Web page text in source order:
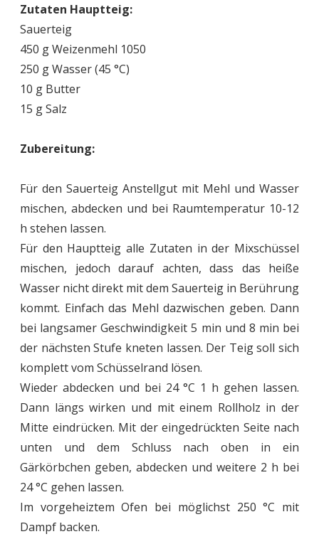
Zutaten Hauptteig:
Sauerteig
450 g Weizenmehl 1050
250 g Wasser (45 °C)
10 g Butter
15 g Salz
Zubereitung:
Für den Sauerteig Anstellgut mit Mehl und Wasser
mischen, abdecken und bei Raumtemperatur 10-12
h stehen lassen.
Für den Hauptteig alle Zutaten in der Mixschüssel
mischen, jedoch darauf achten, dass das heiße
Wasser nicht direkt mit dem Sauerteig in Berührung
kommt. Einfach das Mehl dazwischen geben. Dann
bei langsamer Geschwindigkeit 5 min und 8 min bei
der nächsten Stufe kneten lassen. Der Teig soll sich
komplett vom Schüsselrand lösen.
Wieder abdecken und bei 24 °C 1 h gehen lassen.
Dann längs wirken und mit einem Rollholz in der
Mitte eindrücken. Mit der eingedrückten Seite nach
unten und dem Schluss nach oben in ein
Gärkörbchen geben, abdecken und weitere 2 h bei
24 °C gehen lassen.
Im vorgeheiztem Ofen bei möglichst 250 °C mit
Dampf backen.